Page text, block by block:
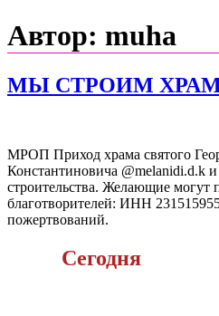
Автор: muha
МЫ СТРОИМ
МРОП Приход храма святого
Константиновича @melanidi.d.k
строительства. Желающие могут
благотворителей: ИНН
пожертвований.
Сегодня